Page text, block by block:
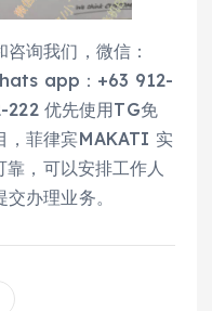
询我们，微信：
app：+63 912-
优先使用TG免
，菲律宾MAKATI 实
，可以安排工作人
办理业务。